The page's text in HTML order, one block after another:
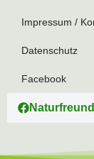
Impressum /
Datenschutz
Facebook